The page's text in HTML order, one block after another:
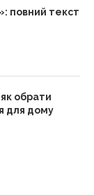
повний текст
обрати
для дому